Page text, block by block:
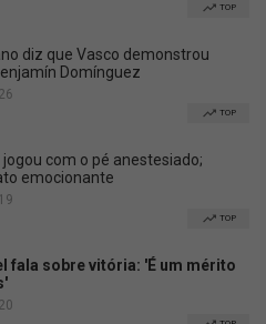
TOP
diz que Vasco demonstrou
Domínguez
TOP
com o pé anestesiado;
emocionante
TOP
fala sobre vitória: 'É um mérito